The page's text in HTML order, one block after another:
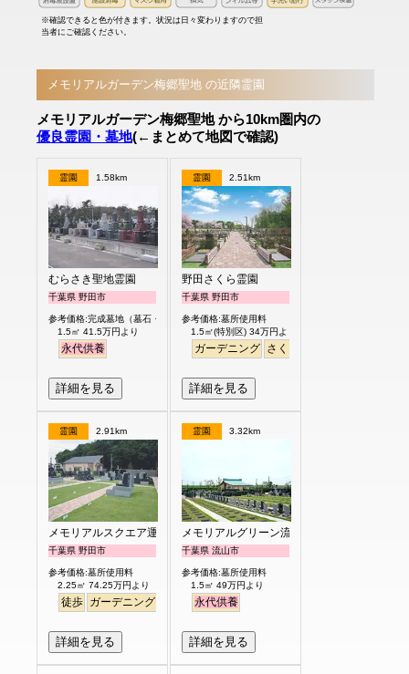
※確認できると色が付きます。状況は日々変わりますので担
当者にご確認ください。
メモリアルガーデン梅郷聖地 の近隣霊園
メモリアルガーデン梅郷聖地 から10km圏内の
優良霊園・墓地(←まとめて地図で確認)
霊園 1.58km
むらさき聖地霊園
千葉県 野田市
参考価格:完成墓地（墓石・外柵付）
1.5㎡ 41.5万円より
永代供養
詳細を見る
霊園 2.51km
野田さくら霊園
千葉県 野田市
参考価格:墓所使用料
1.5㎡(特別区) 34万円より
ガーデニング さくら
詳細を見る
霊園 2.91km
メモリアルスクエア運河
千葉県 野田市
参考価格:墓所使用料
2.25㎡ 74.25万円より
徒歩 ガーデニング
詳細を見る
霊園 3.32km
メモリアルグリーン流山聖地
千葉県 流山市
参考価格:墓所使用料
1.5㎡ 49万円より
永代供養
詳細を見る